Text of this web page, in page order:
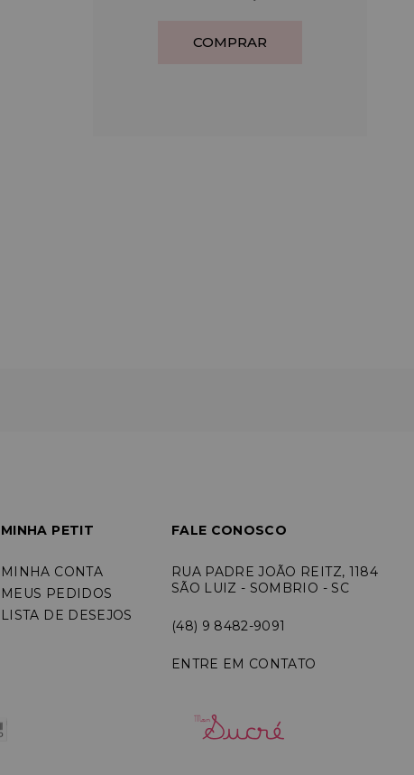
MINHA PETIT
MINHA CONTA
MEUS PEDIDOS
LISTA DE DESEJOS
FALE CONOSCO
RUA PADRE JOÃO REITZ, 1184
SÃO LUIZ - SOMBRIO - SC
(48) 9 8482-9091
ENTRE EM CONTATO